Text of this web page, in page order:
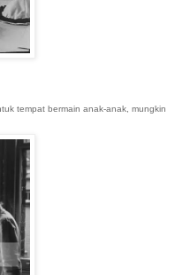
tempat bermain anak-anak, mungkin